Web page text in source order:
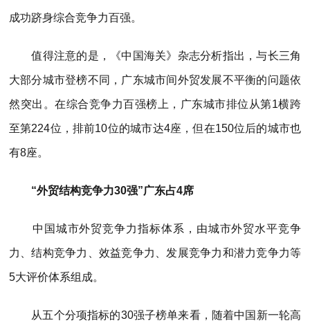
成功跻身综合竞争力百强。
值得注意的是，《中国海关》杂志分析指出，与长三角
大部分城市登榜不同，广东城市间外贸发展不平衡的问题依
然突出。在综合竞争力百强榜上，广东城市排位从第1横跨
至第224位，排前10位的城市达4座，但在150位后的城市也
有8座。
“外贸结构竞争力30强”广东占4席
中国城市外贸竞争力指标体系，由城市外贸水平竞争
力、结构竞争力、效益竞争力、发展竞争力和潜力竞争力等
5大评价体系组成。
从五个分项指标的30强子榜单来看，随着中国新一轮高